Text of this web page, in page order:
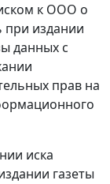
к ООО о
при издании
данных с
прав на
иска
газеты